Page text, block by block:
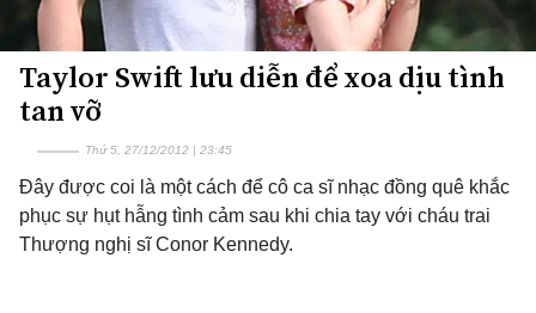
Taylor Swift lưu diễn để xoa dịu tình
tan vỡ
Thứ 5, 27/12/2012 | 23:45
Đây được coi là một cách để cô ca sĩ nhạc đồng quê khắc
phục sự hụt hẫng tình cảm sau khi chia tay với cháu trai
Thượng nghị sĩ Conor Kennedy.